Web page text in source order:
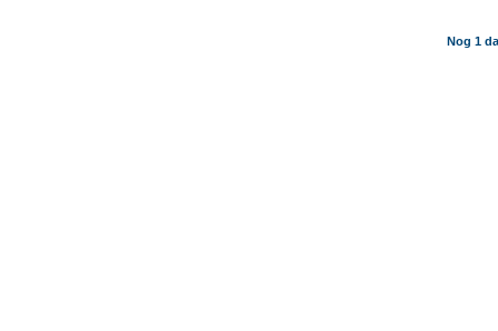
Nog 1